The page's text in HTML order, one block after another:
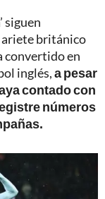
siguen
ariete británico
convertido en
inglés,a pesar
contado con
números